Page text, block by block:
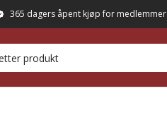
365 dagers åpent kjøp for medlemmer